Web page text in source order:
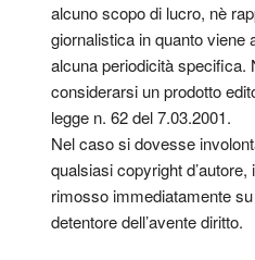
alcuno scopo di lucro, nè
giornalistica in quanto viene
alcuna periodicità specifica.
considerarsi un prodotto
legge n. 62 del 7.03.2001.
Nel caso si dovesse
qualsiasi copyright
rimosso immediatamente
detentore dell’avente diritto.